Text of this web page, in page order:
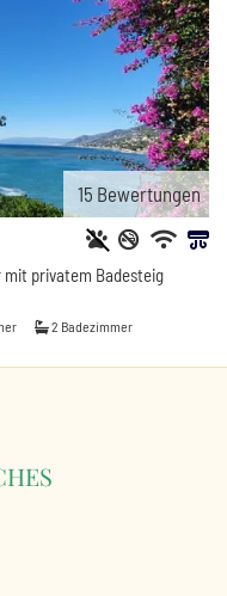
15 Bewertungen
mit privatem Badesteig
2 Badezimmer